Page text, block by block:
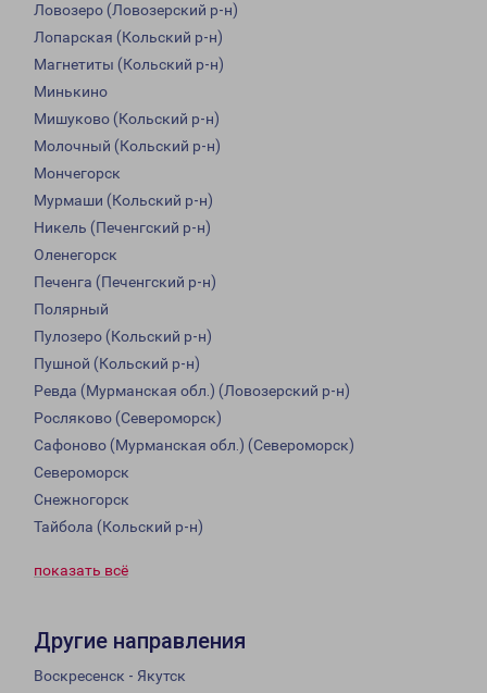
Ловозеро (Ловозерский р-н)
Лопарская (Кольский р-н)
Магнетиты (Кольский р-н)
Минькино
Мишуково (Кольский р-н)
Молочный (Кольский р-н)
Мончегорск
Мурмаши (Кольский р-н)
Никель (Печенгский р-н)
Оленегорск
Печенга (Печенгский р-н)
Полярный
Пулозеро (Кольский р-н)
Пушной (Кольский р-н)
Ревда (Мурманская обл.) (Ловозерский р-н)
Росляково (Североморск)
Сафоново (Мурманская обл.) (Североморск)
Североморск
Снежногорск
Тайбола (Кольский р-н)
показать всё
Другие направления
Воскресенск - Якутск